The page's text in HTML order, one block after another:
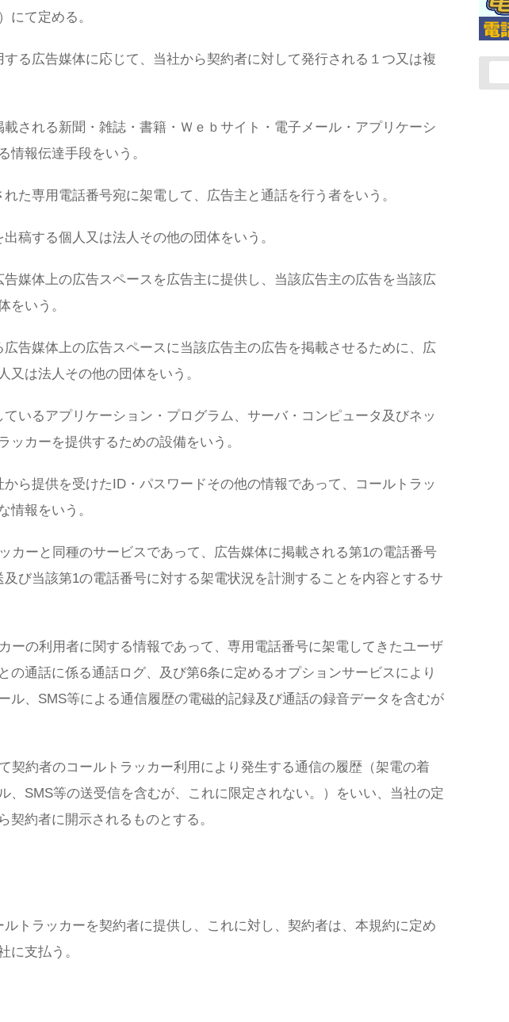
にて定める。
する広告媒体に応じて、当社から契約者に対して発行される１つ又は複
載される新聞・雑誌・書籍・Ｗｅｂサイト・電子メール・アプリケーシ
情報伝達手段をいう。
た専用電話番号宛に架電して、広告主と通話を行う者をいう。
稿する個人又は法人その他の団体をいう。
告媒体上の広告スペースを広告主に提供し、当該広告主の広告を当該広
をいう。
広告媒体上の広告スペースに当該広告主の広告を掲載させるために、広
は法人その他の団体をいう。
ているアプリケーション・プログラム、サーバ・コンピュータ及びネッ
ッカーを提供するための設備をいう。
から提供を受けたID・パスワードその他の情報であって、コールトラッ
情報をいう。
カーと同種のサービスであって、広告媒体に掲載される第1の電話番号
び当該第1の電話番号に対する架電状況を計測することを内容とするサ
ーの利用者に関する情報であって、専用電話番号に架電してきたユーザ
の通話に係る通話ログ、及び第6条に定めるオプションサービスにより
ル、SMS等による通信履歴の電磁的記録及び通話の録音データを含むが
契約者のコールトラッカー利用により発生する通信の履歴（架電の着
、SMS等の送受信を含むが、これに限定されない。）をいい、当社の定
約者に開示されるものとする。
トラッカーを契約者に提供し、これに対し、契約者は、本規約に定め
に支払う。